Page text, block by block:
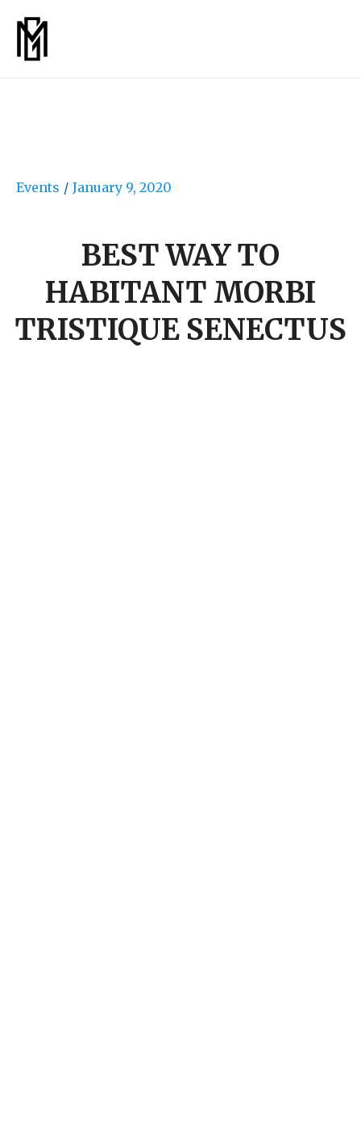
Events / January 9, 2020
BEST WAY TO
HABITANT MORBI
TRISTIQUE SENECTUS